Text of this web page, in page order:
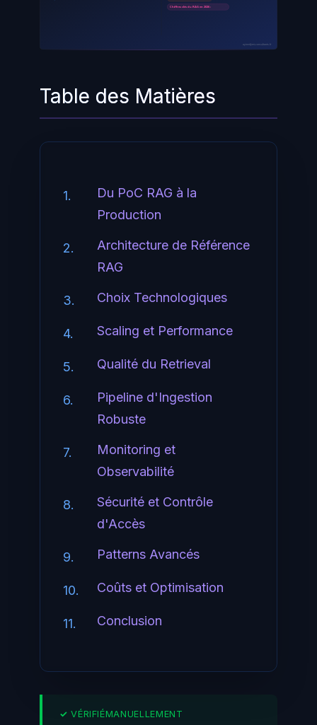
Chiffres clés du RAG en 2026 :
ayinedjimi-consultants.fr
Table des Matières
1.
Du PoC RAG à la
Production
2.
Architecture de Référence
RAG
3. Choix Technologiques
4. Scaling et Performance
5. Qualité du Retrieval
6.
Pipeline d'Ingestion
Robuste
7.
Monitoring et
Observabilité
8.
Sécurité et Contrôle
d'Accès
9. Patterns Avancés
10. Coûts et Optimisation
11. Conclusion